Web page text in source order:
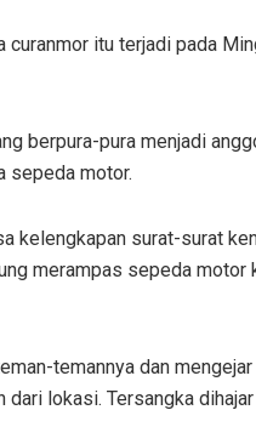
itu terjadi pada
berpura-pura menjadi
sepeda motor.
kelengkapan surat-surat
merampas sepeda motor
temannya dan mengejar
lokasi. Tersangka